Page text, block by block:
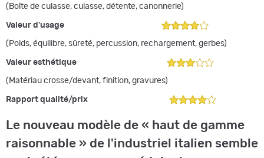
(Boîte de culasse, culasse, détente, canonnerie)
Valeur d'usage
(Poids, équilibre, sûreté, percussion, rechargement, gerbes)
Valeur esthétique
(Matériau crosse/devant, finition, gravures)
Rapport qualité/prix
Le nouveau modèle de « haut de gamme
raisonnable » de l'industriel italien semble